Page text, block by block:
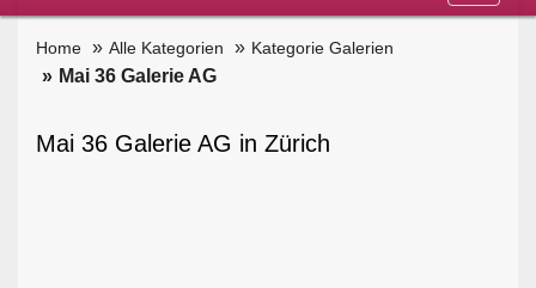
Home Alle Kategorien Kategorie Galerien
Mai 36 Galerie AG
Mai 36 Galerie AG in Zürich